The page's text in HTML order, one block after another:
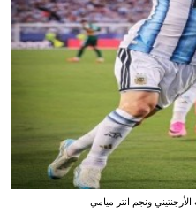
ونجم انتر ميامي